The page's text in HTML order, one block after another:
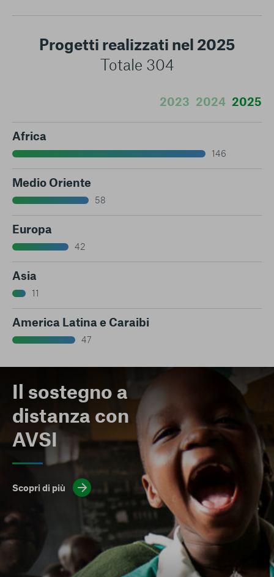
Progetti realizzati nel 2025
Totale 304
2023 2024 2025
Africa
146
Medio Oriente
58
Europa
42
Asia
11
America Latina e Caraibi
47
Il sostegno a
distanza con
AVSI
Scopri di più